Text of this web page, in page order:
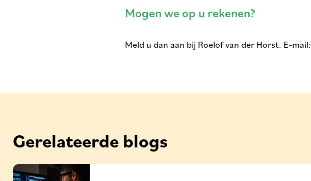
Mogen we op u rekenen?
Meld u dan aan bij Roelof van der Horst. E-mail:
Gerelateerde blogs